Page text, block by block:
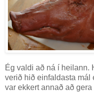
Ég valdi að ná í heilann.
verið hið einfaldasta mál
var ekkert annað að